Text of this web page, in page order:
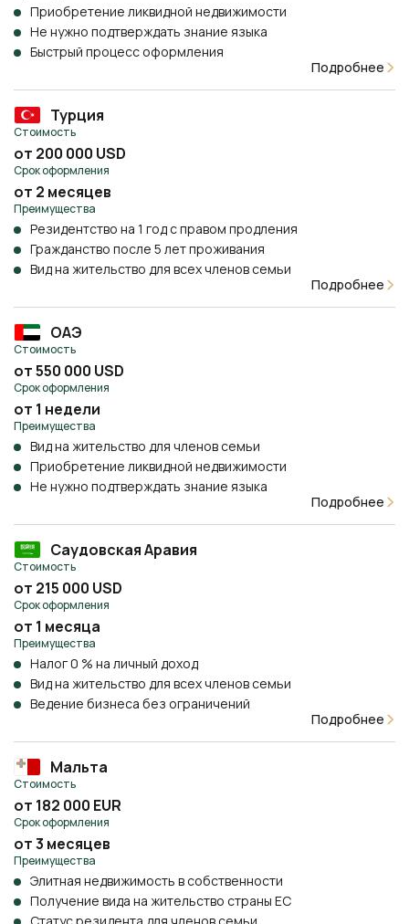
Приобретение ликвидной недвижимости
Не нужно подтверждать знание языка
Быстрый процесс оформления
Подробнее
Турция
Стоимость
от 200 000 USD
Срок оформления
от 2 месяцев
Преимущества
Резидентство на 1 год с правом продления
Гражданство после 5 лет проживания
Вид на жительство для всех членов семьи
Подробнее
ОАЭ
Стоимость
от 550 000 USD
Срок оформления
от 1 недели
Преимущества
Вид на жительство для членов семьи
Приобретение ликвидной недвижимости
Не нужно подтверждать знание языка
Подробнее
Саудовская Аравия
Стоимость
от 215 000 USD
Срок оформления
от 1 месяца
Преимущества
Налог 0 % на личный доход
Вид на жительство для всех членов семьи
Ведение бизнеса без ограничений
Подробнее
Мальта
Стоимость
от 182 000 EUR
Срок оформления
от 3 месяцев
Преимущества
Элитная недвижимость в собственности
Получение вида на жительство страны ЕС